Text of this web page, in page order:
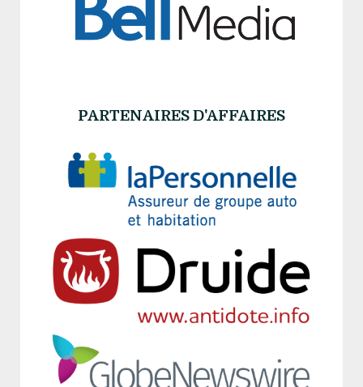
PARTENAIRES D'AFFAIRES